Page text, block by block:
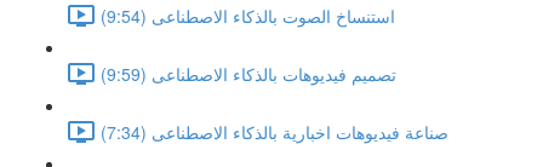
استنساخ الصوت بالذكاء الاصطناعى (9:54)
تصميم فيديوهات بالذكاء الاصطناعى (9:59)
صناعة فيديوهات اخبارية بالذكاء الاصطناعى (7:34)